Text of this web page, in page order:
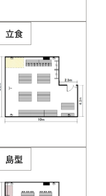
立食
島型